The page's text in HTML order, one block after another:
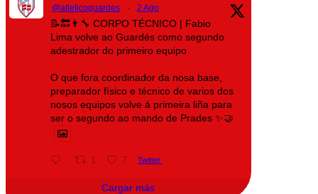
@atleticoguardes · 2 Ago
📝🔙👨‍🔧 CORPO TÉCNICO | Fabio
Lima volve ao Guardés como segundo
adestrador do primeiro equipo
O que fora coordinador da nosa base,
preparador físico e técnico de varios dos
nosos equipos volve á primeira liña para
ser o segundo ao mando de Prades ✨🤝
1 7 Twitter
Cargar más